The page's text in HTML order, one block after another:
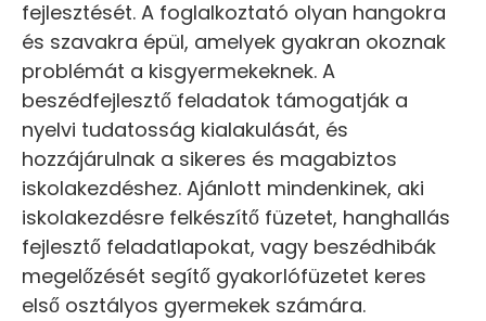
fejlesztését. A foglalkoztató olyan hangokra
és szavakra épül, amelyek gyakran okoznak
problémát a kisgyermekeknek. A
beszédfejlesztő feladatok támogatják a
nyelvi tudatosság kialakulását, és
hozzájárulnak a sikeres és magabiztos
iskolakezdéshez. Ajánlott mindenkinek, aki
iskolakezdésre felkészítő füzetet, hanghallás
fejlesztő feladatlapokat, vagy beszédhibák
megelőzését segítő gyakorlófüzetet keres
első osztályos gyermekek számára.